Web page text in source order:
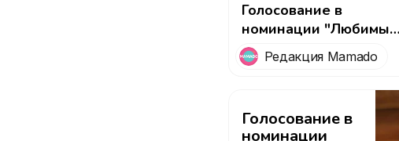
Голосование в
номинации "Любимый
аквапарк для
активного детского
Редакция Mamado
Голосование в
номинации